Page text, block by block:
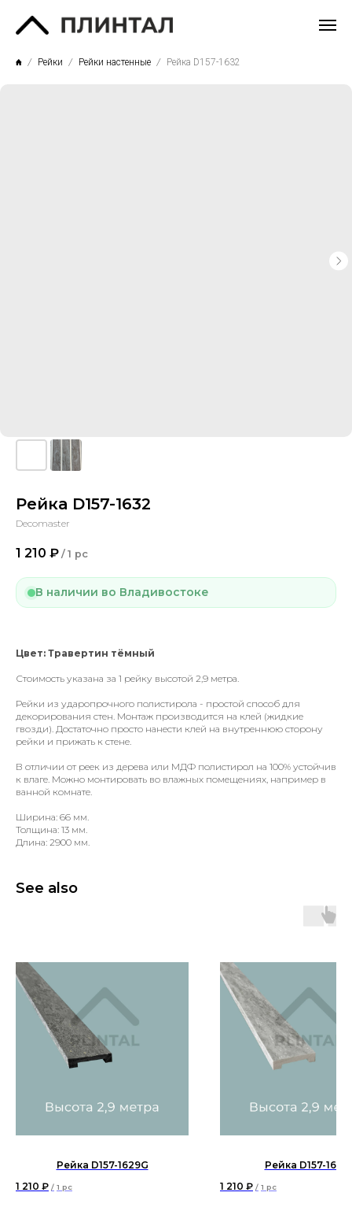
Рейки Рейки настенные Рейка D157-1632
Рейка D157-1632
Decomaster
1 210 ₽ / 1 pc
В наличии во Владивостоке
Цвет: Травертин тёмный
Стоимость указана за 1 рейку высотой 2,9 метра.
Рейки из ударопрочного полистирола - простой способ для
декорирования стен. Монтаж производится на клей (жидкие
гвозди). Достаточно просто нанести клей на внутреннюю сторону
рейки и прижать к стене.
В отличии от реек из дерева или МДФ полистирол на 100% устойчив
к влаге. Можно монтировать во влажных помещениях, например в
ванной комнате.
Ширина: 66 мм.
Толщина: 13 мм.
Длина: 2900 мм.
See also
Рейка D157-1629G
1 210 ₽ / 1 pc
Рейка D157-1634
1 210 ₽ / 1 pc